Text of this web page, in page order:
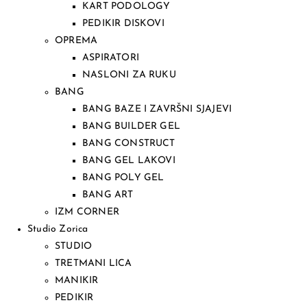
KART PODOLOGY
PEDIKIR DISKOVI
OPREMA
ASPIRATORI
NASLONI ZA RUKU
BANG
BANG BAZE I ZAVRŠNI SJAJEVI
BANG BUILDER GEL
BANG CONSTRUCT
BANG GEL LAKOVI
BANG POLY GEL
BANG ART
IZM CORNER
Studio Zorica
STUDIO
TRETMANI LICA
MANIKIR
PEDIKIR